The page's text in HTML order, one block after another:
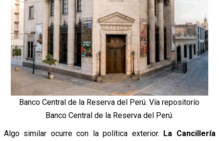
Banco Central de la Reserva del Perú. Vía repositorío
Banco Central de la Reserva del Perú.
Algo similar ocurre con la política exterior. La Cancillería